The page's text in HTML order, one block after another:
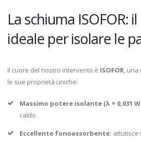
La schiuma ISOFOR:
ideale per isolare le
Il cuore del nostro intervento è ISOFOR, una
le sue proprietà uniche:
Massimo potere isolante (λ = 0,031
caldo.
Eccellente fonoassorbente: attutisce